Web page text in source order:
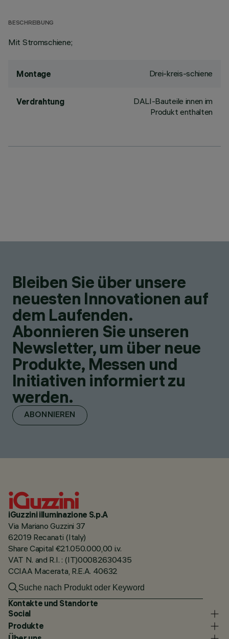
BESCHREIBUNG
Mit Stromschiene;
Montage Drei-kreis-schiene
Verdrahtung
DALI-Bauteile innen im
Produkt enthalten
Bleiben Sie über unsere
neuesten Innovationen auf
dem Laufenden.
Abonnieren Sie unseren
Newsletter, um über neue
Produkte, Messen und
Initiativen informiert zu
werden.
ABONNIEREN
iGuzzini illuminazione S.p.A
Via Mariano Guzzini 37
62019 Recanati (Italy)
Share Capital €21.050.000,00 i.v.
VAT N. and R.I. : (IT)00082630435
CCIAA Macerata, R.E.A. 40632
Kontakte und Standorte
Social
Produkte